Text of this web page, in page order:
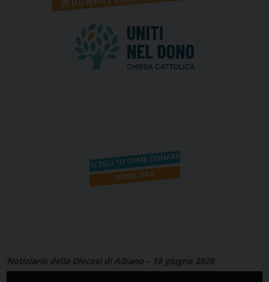
Notiziario della Diocesi di Albano – 18 giugno 2026